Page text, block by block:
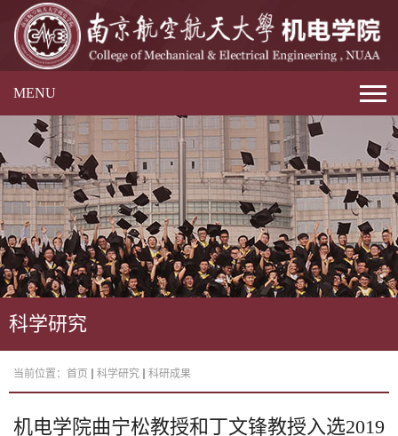
MENU
科学研究
当前位置： 首页 科学研究 科研成果
机电学院曲宁松教授和丁文锋教授入选2019